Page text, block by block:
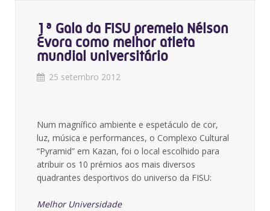
1ª Gala da FISU premeia Nélson
Évora como melhor atleta
mundial universitário
25 setembro 2012
Num magnífico ambiente e espetáculo de cor,
luz, música e performances, o Complexo Cultural
“Pyramid” em Kazan, foi o local escolhido para
atribuir os 10 prémios aos mais diversos
quadrantes desportivos do universo da FISU:
Melhor Universidade